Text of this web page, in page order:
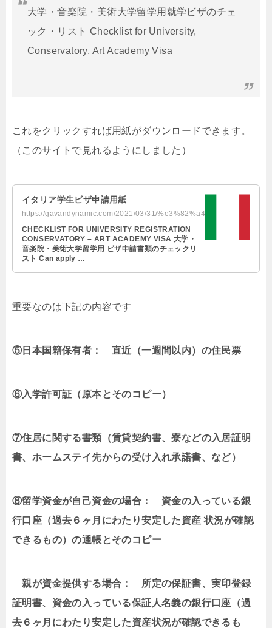
大学・音楽院・美術大学留学用就学ビザのチェ
ック・リスト Checklist for University,
Conservatory, Art Academy Visa
これをクリックすれば用紙がダウンロードできます。
（このサイトで見れるようにしました）
イタリア学生ビザ申請用紙
CHECKLIST FOR UNIVERSITY REGISTRATION
CONSERVATORY – ART ACADEMY VISA 大学・
音楽院・美術大学留学用 ビザ申請書類のチェックリ
スト Can apply …
重要なのは下記の内容です
⑤日本国籍保有者： 直近（一週間以内）の住民票
⑥入学許可証（原本とそのコピー）
⑦住居に関する書類（賃貸契約書、寮などの入居証明
書、ホームステイ先からの受け入れ承諾書、など）
⑧留学資金が自己資金の場合： 資金の入っている銀
行口座（過去６ヶ月にわたり安定した資産 状況が確認
できるもの）の通帳とそのコピー
親が資金提供する場合： 所定の保証書、実印登録
証明書、資金の入っている保証人名義の銀行口座（過
去６ヶ月にわたり安定した資産状況が確認できるも